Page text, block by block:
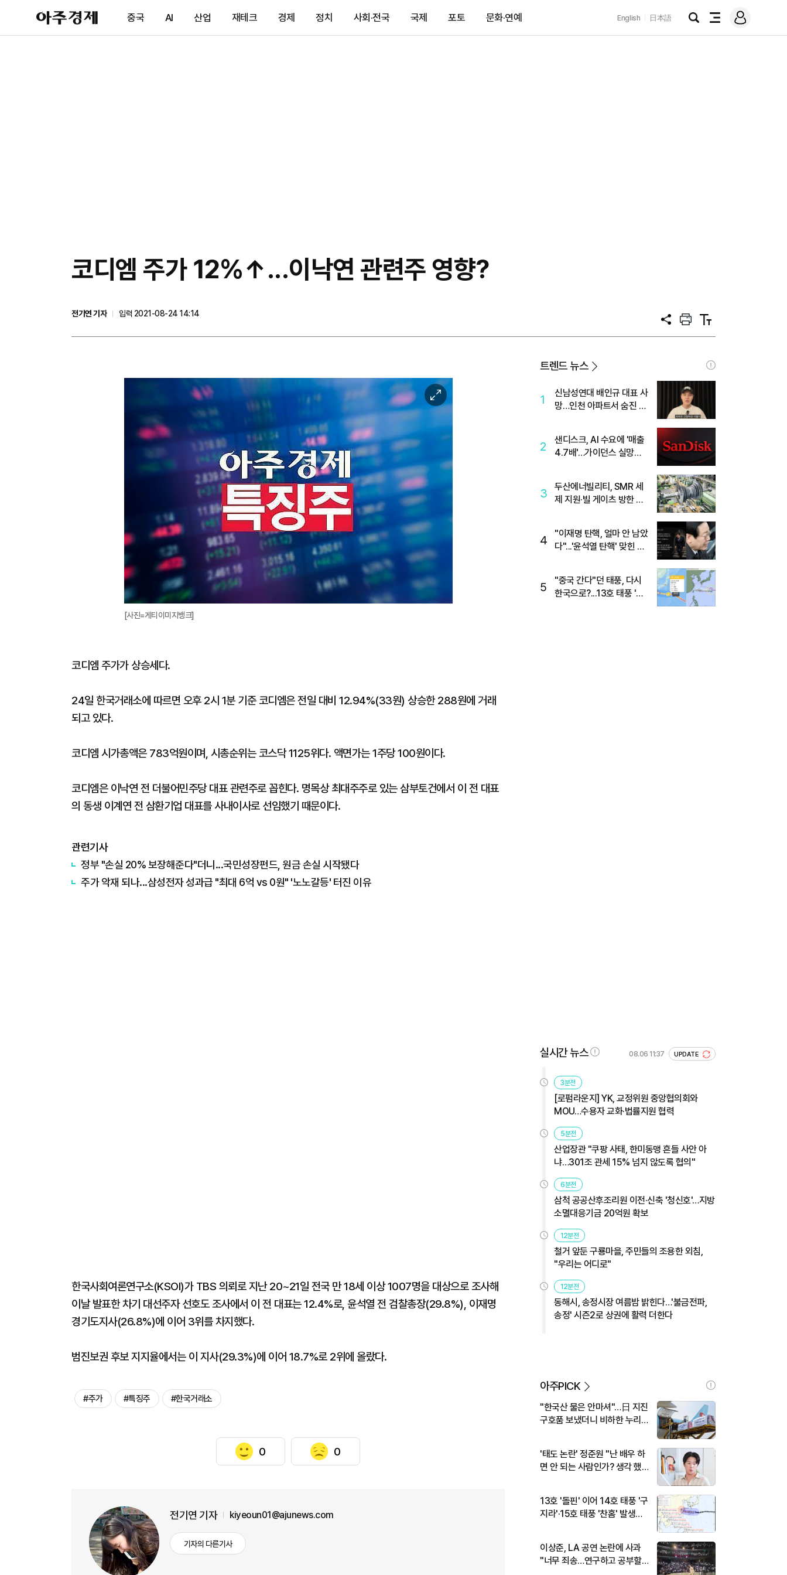
아
주
제
중국 AI 산업 재테크 경제 정치 사회·전국 국제 포토 문화·연예 English 日本語
검
전
메
그
코디엠 주가 12%↑...이낙연 관련주 영향?
전기연 기자
입력 2021-08-24 14:14
공
프
트
텍
트
이
미
지
대
[사진=게티이미지뱅크]
코디엠 주가가 상승세다.
24일 한국거래소에 따르면 오후 2시 1분 기준 코디엠은 전일 대비 12.94%(33원) 상승한 288원에 거래
되고 있다.
코디엠 시가총액은 783억원이며, 시총순위는 코스닥 1125위다. 액면가는 1주당 100원이다.
코디엠은 이낙연 전 더불어민주당 대표 관련주로 꼽힌다. 명목상 최대주주로 있는 삼부토건에서 이 전 대표
의 동생 이계연 전 삼환기업 대표를 사내이사로 선임했기 때문이다.
관련기사
정부 "손실 20% 보장해준다"더니...국민성장펀드, 원금 손실 시작됐다
주가 악재 되나...삼성전자 성과급 "최대 6억 vs 0원" '노노갈등' 터진 이유
한국사회여론연구소(KSOI)가 TBS 의뢰로 지난 20~21일 전국 만 18세 이상 1007명을 대상으로 조사해
이날 발표한 차기 대선주자 선호도 조사에서 이 전 대표는 12.4%로, 윤석열 전 검찰총장(29.8%), 이재명
경기도지사(26.8%)에 이어 3위를 차지했다.
범진보권 후보 지지율에서는 이 지사(29.3%)에 이어 18.7%로 2위에 올랐다.
#주가 #특징주 #한국거래소
0 0
전기연 기자 kiyeoun01@ajunews.com
기자의 다른기사
트렌드 뉴스
1
신남성연대 배인규 대표 사
망…인천 아파트서 숨진 채
2
샌디스크, AI 수요에 '매출
4.7배'…가이던스 실망에
3
두산에너빌리티, SMR 세
제 지원·빌 게이츠 방한 기
4
"이재명 탄핵, 얼마 안 남았
다"...'윤석열 탄핵' 맞힌 무
5
"중국 간다"던 태풍, 다시
한국으로?...13호 태풍 '돌
실시간 뉴스 08.06 11:37 UPDATE
3분전
[로펌라운지] YK, 교정위원 중앙협의회와
MOU…수용자 교화·법률지원 협력
5분전
산업장관 "쿠팡 사태, 한미동맹 흔들 사안 아
냐…301조 관세 15% 넘지 않도록 협의"
6분전
삼척 공공산후조리원 이전·신축 '청신호'…지방
소멸대응기금 20억원 확보
12분전
철거 앞둔 구룡마을, 주민들의 조용한 외침,
"우리는 어디로"
12분전
동해시, 송정시장 여름밤 밝힌다…'불금전파,
송정' 시즌2로 상권에 활력 더한다
아주PICK
"한국산 물은 안마셔"…日 지진
구호품 보냈더니 비하한 누리
'태도 논란' 정준원 "난 배우 하
면 안 되는 사람인가? 생각 했
13호 '돌핀' 이어 14호 태풍 '구
지라'·15호 태풍 '찬홈' 발생…
이상준, LA 공연 논란에 사과
"너무 죄송…연구하고 공부할